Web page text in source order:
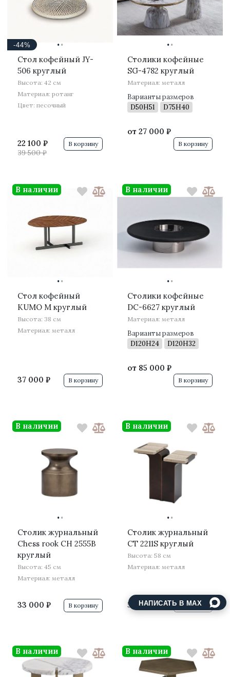
··
-44%
Стол кофейный JY-
506 круглый
Высота: 42 см
Материал: ротанг
Цвет: песочный
22 100 ₽
39 500 ₽
В корзину
··
Столики кофейные
SG-4782 круглый
Материал: металл
Варианты размеров
D50H51
D75H40
от 27 000 ₽
В корзину
··
Стол кофейный
KUMO M круглый
Высота: 38 см
Материал: металл
37 000 ₽
В наличии
В корзину
··
Столики кофейные
DC-6627 круглый
Материал: металл
Варианты размеров
D120H24
D120H32
от 85 000 ₽
В наличии
В корзину
··
Столик журнальный
Chess rook CH 2555B
круглый
Высота: 45 см
Материал: металл
33 000 ₽
В наличии
В корзину
··
Столик журнальный
CT 2211S круглый
Высота: 58 см
Материал: металл
55 000 ₽
В наличии
В корзину
В наличии В наличии
НАПИСАТЬ В MAX